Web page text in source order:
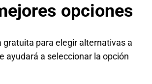
opciones
gratuita para elegir alternativas a
ayudará a seleccionar la opción